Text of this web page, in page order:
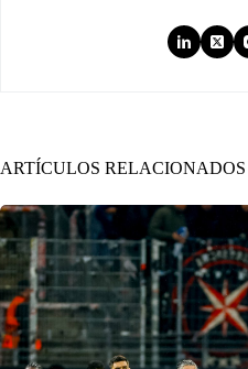
ARTÍCULOS RELACIONADOS